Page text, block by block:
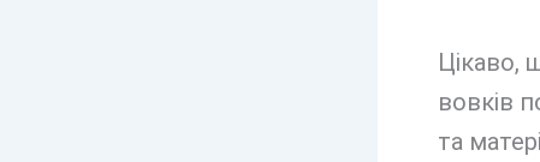
Цікаво,
вовків
та